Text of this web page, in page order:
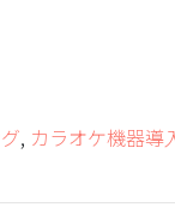
, カラオケ機器導